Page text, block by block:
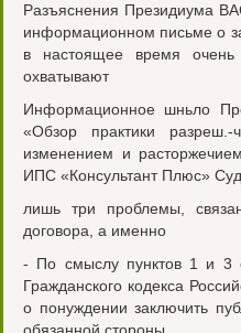
Разъяснения Президиума
информационном письме о
в настоящее время
охватывают
Информационное шньло
«Обзор практики
изменением и
ИПС «Консультант Плюс»
лишь три проблемы,
договора, а именно
- По смыслу пунктов 1 и 3
Гражданского кодекса
о понуждении заключить